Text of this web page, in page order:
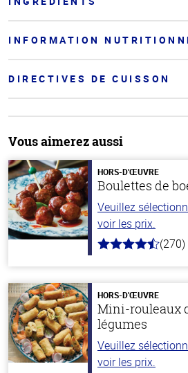
INFORMATION
DIRECTIVES DE CUISSON
Vous aimerez aussi
HORS-D'ŒUVRE
Boulettes de
Veuillez
voir les prix.
4.5
stars
(270)
HORS-D'ŒUVRE
Mini-rouleaux
légumes
Veuillez
voir les prix.